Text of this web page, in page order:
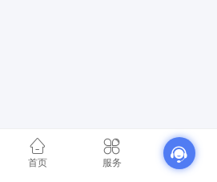
首页 服务